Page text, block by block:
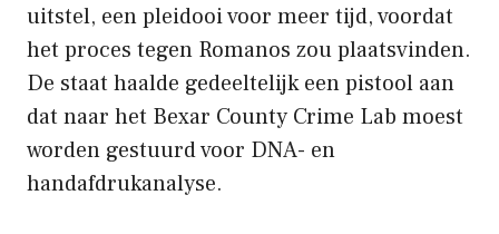
uitstel, een pleidooi voor meer tijd, voordat
het proces tegen Romanos zou plaatsvinden.
De staat haalde gedeeltelijk een pistool aan
dat naar het Bexar County Crime Lab moest
worden gestuurd voor DNA- en
handafdrukanalyse.